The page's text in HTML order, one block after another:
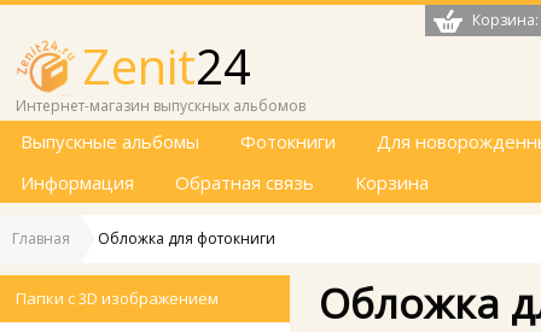
Корзина:
Zenit24
Интернет-магазин выпускных альбомов
Выпускные альбомы Фотокниги
Для
Информация
Обратная связь Корзина
Главная > Обложка для фотокниги
Папки с 3D изображением Обложка